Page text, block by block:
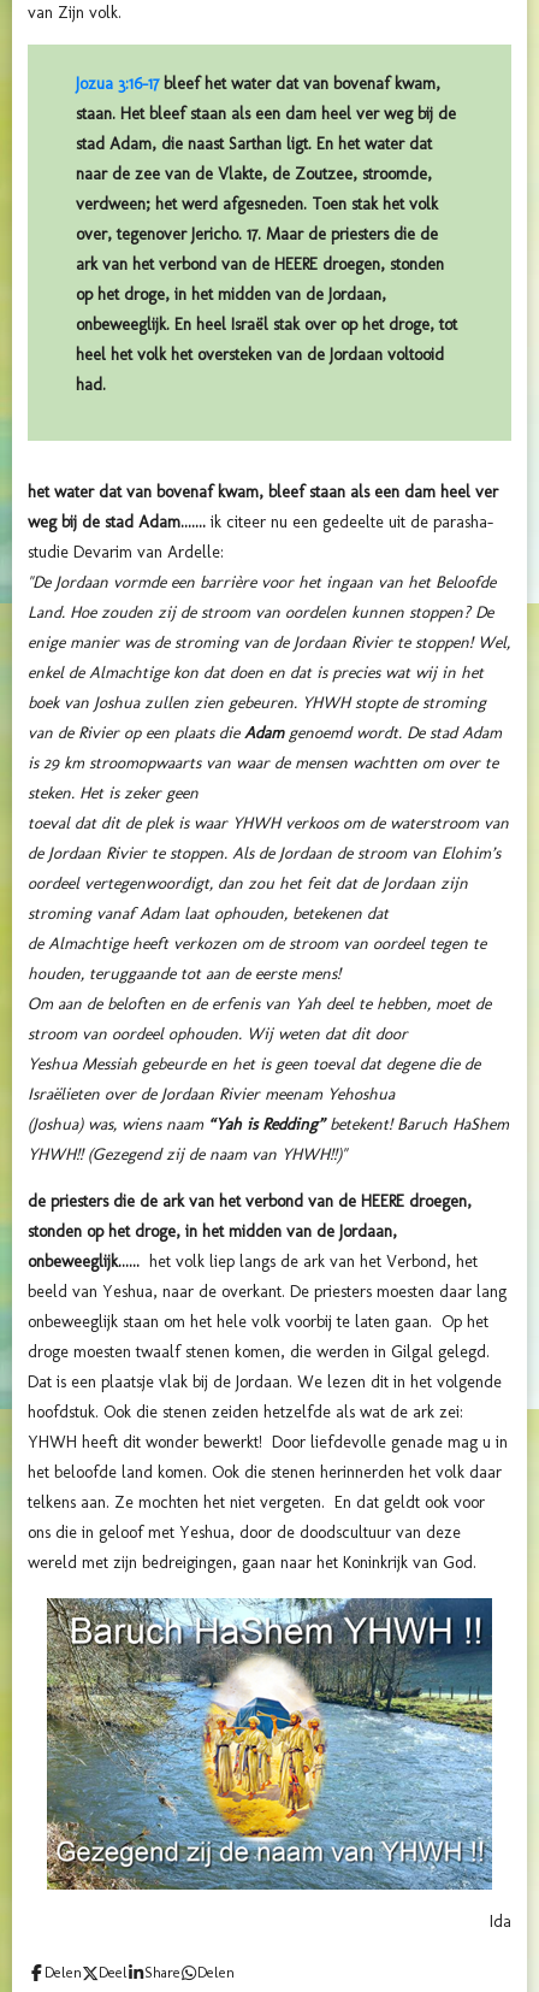
van Zijn volk.
Jozua 3:16-17bleef het water dat van bovenaf kwam,
staan. Het bleef staan als een dam heel ver weg bij de
stad Adam, die naast Sarthan ligt. En het water dat
naar de zee van de Vlakte, de Zoutzee, stroomde,
verdween; het werd afgesneden. Toen stak het volk
over, tegenover Jericho. 17. Maar de priesters die de
ark van het verbond van de HEERE droegen, stonden
op het droge, in het midden van de Jordaan,
onbeweeglijk. En heel Israël stak over op het droge, tot
heel het volk het oversteken van de Jordaan voltooid
had.
het water dat van bovenaf kwam, bleef staan als een dam heel ver
weg bij de stad Adam....... ik citeer nu een gedeelte uit de parasha-
studie Devarim van Ardelle:
"De Jordaan vormde een barrière voor het ingaan van het Beloofde
Land. Hoe zouden zij de stroom van oordelen kunnen stoppen? De
enige manier was de stroming van de Jordaan Rivier te stoppen! Wel,
enkel de Almachtige kon dat doen en dat is precies wat wij in het
boek van Joshua zullen zien gebeuren. YHWH stopte de stroming
van de Rivier op een plaats dieAdamgenoemd wordt. De stad Adam
is 29 km stroomopwaarts van waar de mensen wachtten om over te
steken. Het is zeker geen
toeval dat dit de plek is waar YHWH verkoos om de waterstroom van
de Jordaan Rivier te stoppen. Als de Jordaan de stroom van Elohim’s
oordeel vertegenwoordigt, dan zou het feit dat de Jordaan zijn
stroming vanaf Adam laat ophouden, betekenen dat
de Almachtige heeft verkozen om de stroom van oordeel tegen te
houden, teruggaande tot aan de eerste mens!
Om aan de beloften en de erfenis van Yah deel te hebben, moet de
stroom van oordeel ophouden. Wij weten dat dit door
Yeshua Messiah gebeurde en het is geen toeval dat degene die de
Israëlieten over de Jordaan Rivier meenam Yehoshua
(Joshua) was, wiens naam “Yah is Redding”betekent! Baruch HaShem
YHWH!! (Gezegend zij de naam van YHWH!!)"
de priesters die de ark van het verbond van de HEERE droegen,
stonden op het droge, in het midden van de Jordaan,
onbeweeglijk...... het volk liep langs de ark van het Verbond, het
beeld van Yeshua, naar de overkant. De priesters moesten daar lang
onbeweeglijk staan om het hele volk voorbij te laten gaan. Op het
droge moesten twaalf stenen komen, die werden in Gilgal gelegd.
Dat is een plaatsje vlak bij de Jordaan. We lezen dit in het volgende
hoofdstuk. Ook die stenen zeiden hetzelfde als wat de ark zei:
YHWH heeft dit wonder bewerkt! Door liefdevolle genade mag u in
het beloofde land komen. Ook die stenen herinnerden het volk daar
telkens aan. Ze mochten het niet vergeten. En dat geldt ook voor
ons die in geloof met Yeshua, door de doodscultuur van deze
wereld met zijn bedreigingen, gaan naar het Koninkrijk van God.
Ida
Delen Deel Share Delen